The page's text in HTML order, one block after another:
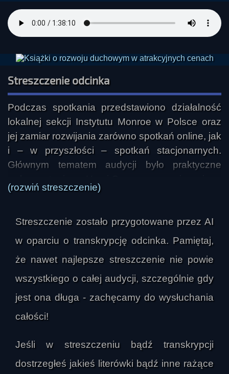
Streszczenie odcinka
Podczas spotkania przedstawiono działalność
lokalnej sekcji Instytutu Monroe w Polsce oraz
jej zamiar rozwijania zarówno spotkań online, jak
i – w przyszłości – spotkań stacjonarnych.
Głównym tematem audycji było praktyczne
podstawowa teoria. Prowadzący podkreślali, że
wspierającymi rozwój i codzienne
funkcjonowanie, a każdy użytkownik może
Nie istnieje jedna obowiązkowa ścieżka
korzystania z tej techniki, ponieważ cele
uczestników bywają bardzo różne: od poprawy
relacjami, po eksplorację świadomości i rozwój
Sporo uwagi poświęcono temu, jak nagrania
(rozwiń streszczenie)
Streszczenie zostało przygotowane przez AI
w oparciu o transkrypcję odcinka. Pamiętaj,
że nawet najlepsze streszczenie nie powie
wszystkiego o całej audycji, szczególnie gdy
jest ona długa - zachęcamy do wysłuchania
całości!
Jeśli w streszczeniu bądź transkrypcji
dostrzegłeś jakieś literówki bądź inne rażące